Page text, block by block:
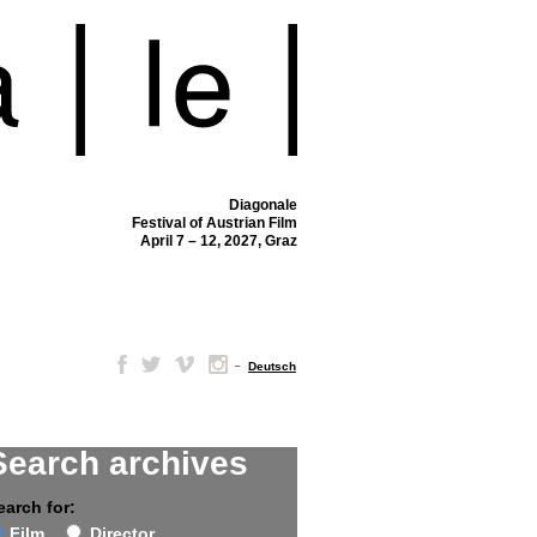
Diagonale
Festival of Austrian Film
April 7 – 12, 2027, Graz
– Deutsch
archives
for: